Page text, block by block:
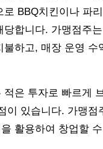
로 BBQ치킨이나 파
당합니다. 가맹점주
불하고, 매장 운영 수
적은 투자로 빠르게
이 있습니다. 가맹점
활용하여 창업할